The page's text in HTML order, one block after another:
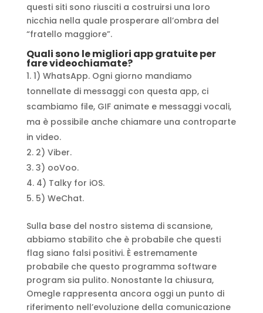
questi siti sono riusciti a costruirsi una loro
nicchia nella quale prosperare all’ombra del
“fratello maggiore”.
Quali sono le migliori app gratuite per
fare videochiamate?
1) WhatsApp. Ogni giorno mandiamo
tonnellate di messaggi con questa app, ci
scambiamo file, GIF animate e messaggi vocali,
ma è possibile anche chiamare una controparte
in video.
2) Viber.
3) ooVoo.
4) Talky for iOS.
5) WeChat.
Sulla base del nostro sistema di scansione,
abbiamo stabilito che è probabile che questi
flag siano falsi positivi. È estremamente
probabile che questo programma software
program sia pulito. Nonostante la chiusura,
Omegle rappresenta ancora oggi un punto di
riferimento nell’evoluzione della comunicazione